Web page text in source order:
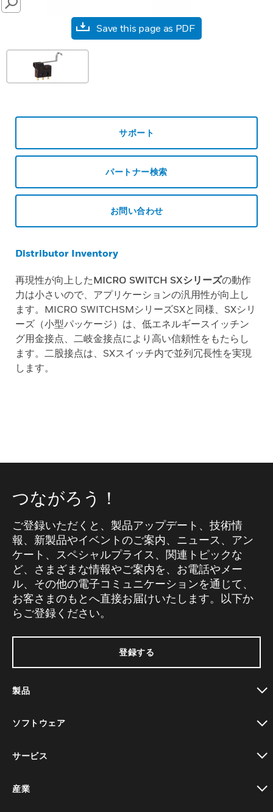
SEARCH
Save this page as PDF
サポート
パートナー検索
お問い合わせ
Distributor Inventory
再現性が向上したMICRO SWITCH SXシリーズの動作
力は小さいので、アプリケーションの汎用性が向上し
ます。MICRO SWITCHSMシリーズSXと同様、SXシリ
ーズ（小型パッケージ）は、低エネルギースイッチン
グ用金接点、二岐金接点により高い信頼性をもたらし
ます。二股接点は、SXスイッチ内で並列冗長性を実現
します。
つながろう！
ご登録いただくと、製品アップデート、技術情
報、新製品やイベントのご案内、ニュース、アン
ケート、スペシャルプライス、関連トピックな
ど、さまざまな情報やご案内を、お電話やメー
ル、その他の電子コミュニケーションを通じて、
お客さまのもとへ直接お届けいたします。以下か
らご登録ください。
登録する
製品
ソフトウェア
サービス
産業